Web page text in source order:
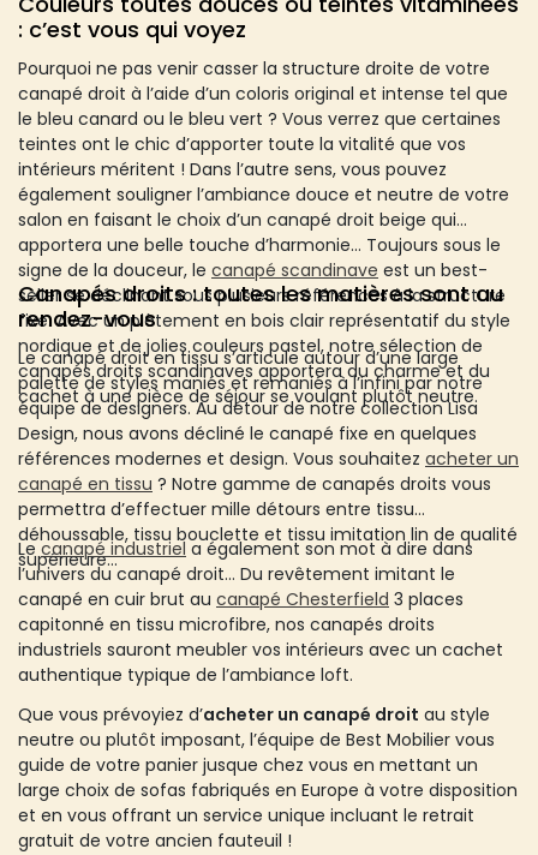
: c’est vous qui voyez
Pourquoi ne pas venir casser la structure droite de votre
canapé droit à l’aide d’un coloris original et intense tel que
le bleu canard ou le bleu vert ? Vous verrez que certaines
teintes ont le chic d’apporter toute la vitalité que vos
intérieurs méritent ! Dans l’autre sens, vous pouvez
également souligner l’ambiance douce et neutre de votre
salon en faisant le choix d’un canapé droit beige qui
apportera une belle touche d’harmonie… Toujours sous le
signe de la douceur, le canapé scandinave est un best-
seller se déclinant sous plusieurs références à la structure
fixe. Avec un piètement en bois clair représentatif du style
nordique et de jolies couleurs pastel, notre sélection de
canapés droits scandinaves apportera du charme et du
cachet à une pièce de séjour se voulant plutôt neutre.
Canapés droits : toutes les matières sont au
rendez-vous
Le canapé droit en tissu s’articule autour d’une large
palette de styles maniés et remaniés à l’infini par notre
équipe de designers. Au détour de notre collection Lisa
Design, nous avons décliné le canapé fixe en quelques
références modernes et design. Vous souhaitez acheter un
canapé en tissu ? Notre gamme de canapés droits vous
permettra d’effectuer mille détours entre tissu
déhoussable, tissu bouclette et tissu imitation lin de qualité
supérieure…
Le canapé industriel a également son mot à dire dans
l’univers du canapé droit… Du revêtement imitant le
canapé en cuir brut au canapé Chesterfield 3 places
capitonné en tissu microfibre, nos canapés droits
industriels sauront meubler vos intérieurs avec un cachet
authentique typique de l’ambiance loft.
Que vous prévoyiez d’acheter un canapé droit au style
neutre ou plutôt imposant, l’équipe de Best Mobilier vous
guide de votre panier jusque chez vous en mettant un
large choix de sofas fabriqués en Europe à votre disposition
et en vous offrant un service unique incluant le retrait
gratuit de votre ancien fauteuil !